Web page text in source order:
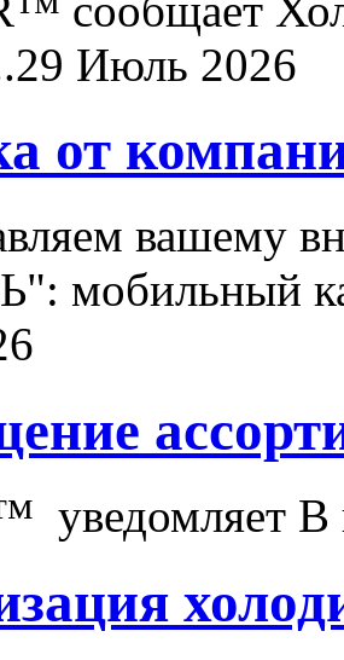
29 Июль 2026
от
вашему
мобильный
уведомляет В